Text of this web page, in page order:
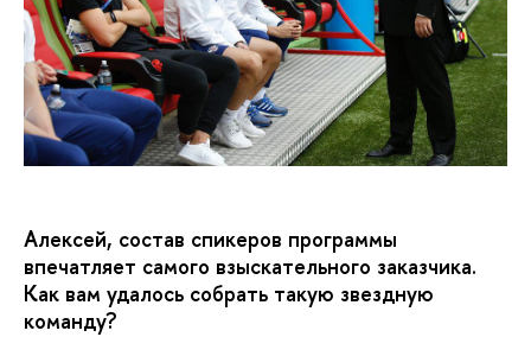
Алексей, состав спикеров программы
впечатляет самого взыскательного заказчика.
Как вам удалось собрать такую звездную
команду?